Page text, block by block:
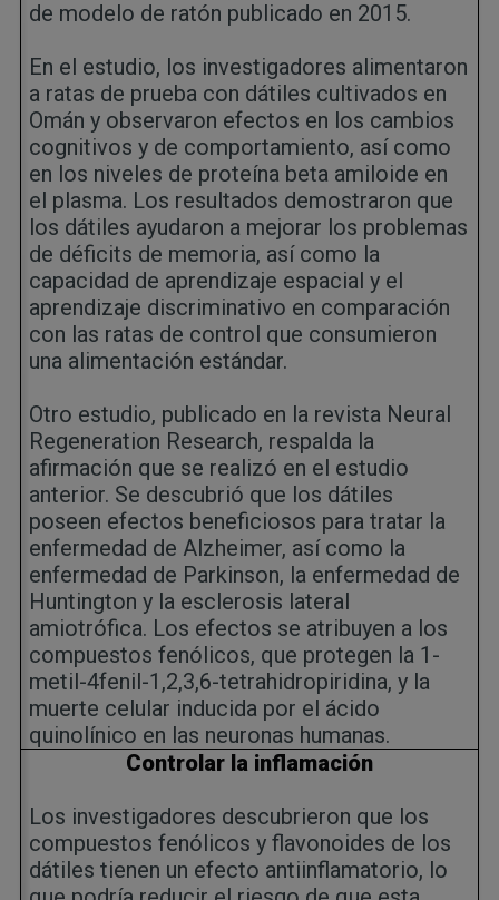
de modelo de ratón publicado en 2015.
En el estudio, los investigadores alimentaron
a ratas de prueba con dátiles cultivados en
Omán y observaron efectos en los cambios
cognitivos y de comportamiento, así como
en los niveles de proteína beta amiloide en
el plasma. Los resultados demostraron que
los dátiles ayudaron a mejorar los problemas
de déficits de memoria, así como la
capacidad de aprendizaje espacial y el
aprendizaje discriminativo en comparación
con las ratas de control que consumieron
una alimentación estándar.
Otro estudio, publicado en la revista Neural
Regeneration Research, respalda la
afirmación que se realizó en el estudio
anterior. Se descubrió que los dátiles
poseen efectos beneficiosos para tratar la
enfermedad de Alzheimer, así como la
enfermedad de Parkinson, la enfermedad de
Huntington y la esclerosis lateral
amiotrófica. Los efectos se atribuyen a los
compuestos fenólicos, que protegen la 1-
metil-4fenil-1,2,3,6-tetrahidropiridina, y la
muerte celular inducida por el ácido
quinolínico en las neuronas humanas.
Controlar la inflamación
Los investigadores descubrieron que los
compuestos fenólicos y flavonoides de los
dátiles tienen un efecto antiinflamatorio, lo